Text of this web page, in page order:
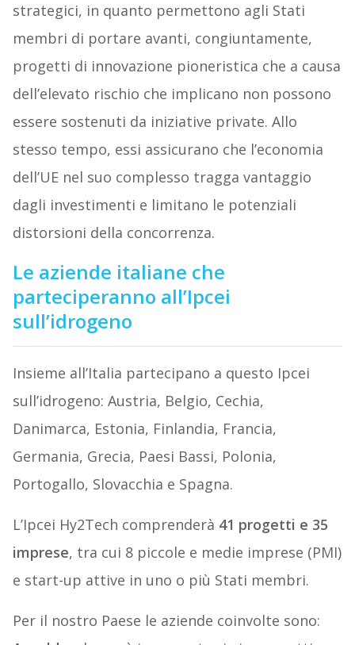
strategici, in quanto permettono agli Stati
membri di portare avanti, congiuntamente,
progetti di innovazione pioneristica che a causa
dell’elevato rischio che implicano non possono
essere sostenuti da iniziative private. Allo
stesso tempo, essi assicurano che l’economia
dell’UE nel suo complesso tragga vantaggio
dagli investimenti e limitano le potenziali
distorsioni della concorrenza.
Le aziende italiane che
parteciperanno all’Ipcei
sull’idrogeno
Insieme all’Italia partecipano a questo Ipcei
sull’idrogeno: Austria, Belgio, Cechia,
Danimarca, Estonia, Finlandia, Francia,
Germania, Grecia, Paesi Bassi, Polonia,
Portogallo, Slovacchia e Spagna.
L’Ipcei Hy2Tech comprenderà 41 progetti e 35
imprese, tra cui 8 piccole e medie imprese (PMI)
e start-up attive in uno o più Stati membri.
Per il nostro Paese le aziende coinvolte sono: